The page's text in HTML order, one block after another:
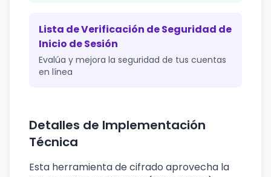
Lista de Verificación de Seguridad de
Inicio de Sesión
Evalúa y mejora la seguridad de tus cuentas
en línea
Detalles de Implementación
Técnica
Esta herramienta de cifrado aprovecha la